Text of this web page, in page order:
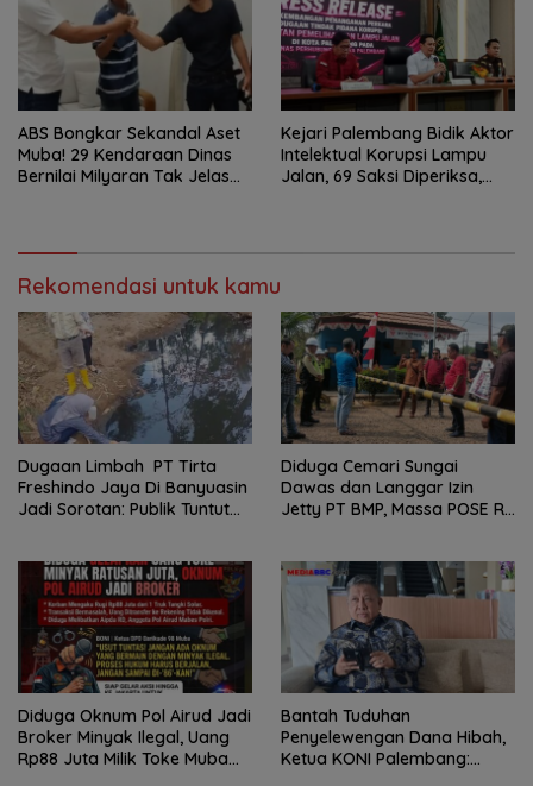
ABS Bongkar Sekandal Aset
Muba! 29 Kendaraan Dinas
Bernilai Milyaran Tak Jelas
Kejari Palembang Bidik Aktor
Intelektual Korupsi Lampu
Jalan, 69 Saksi Diperiksa,
Rekomendasi untuk kamu
Dugaan Limbah PT Tirta
Freshindo Jaya Di Banyuasin
Jadi Sorotan: Publik Tuntut
Diduga Cemari Sungai
Dawas dan Langgar Izin
Jetty PT BMP, Massa POSE RI
Tuntas
Diduga Oknum Pol Airud Jadi
Broker Minyak Ilegal, Uang
Rp88 Juta Milik Toke Muba
Bantah Tuduhan
Penyelewengan Dana Hibah,
Ketua KONI Palembang: